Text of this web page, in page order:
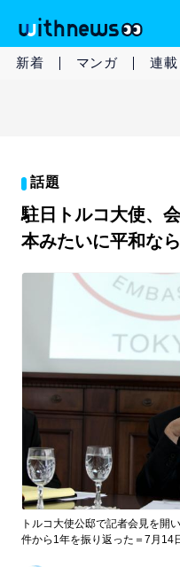
新着 マンガ 連載
話題
駐日トルコ大使、
本みたいに平和な
トルコ大使公邸で記者会見を開
件から1年を振り返った＝7月14